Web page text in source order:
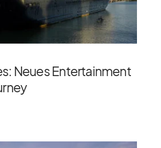
Neues Entertainment